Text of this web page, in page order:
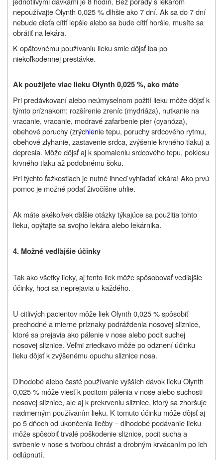
nepoužívajte Olynth 0,025 % dlhšie ako 7 dní. Ak sa do 7 dní
nebude dieťa cítiť lepšie alebo sa bude cítiť horšie, musíte sa
obrátiť na lekára.
K opätovnému používaniu lieku smie dôjsť iba po
niekoľkodennej prestávke.
Ak použijete viac lieku Olynth 0,025 %, ako máte
Pri predávkovaní alebo neúmyselnom požití lieku môže dôjsť k
týmto príznakom: rozšírenie zreníc (mydriáza), nutkanie na
vracanie, vracanie, modravé zafarbenie pier (cyanóza),
obehové poruchy (zrýchlenie tepu, poruchy srdcového rytmu,
obehové zlyhanie, zastavenie srdca, zvýšenie krvného tlaku) a
depresia. Môže dôjsť aj k spomaleniu srdcového tepu, poklesu
krvného tlaku až podobnému šoku.
Pri týchto ťažkostiach je nutné ihneď vyhľadať lekára! Ako prvú
pomoc je možné podať živočíšne uhlie.
Ak máte akékoľvek ďalšie otázky týkajúce sa použitia tohto
lieku, opýtajte sa svojho lekára alebo lekárnika.
4. Možné vedľajšie účinky
Tak ako všetky lieky, aj tento liek môže spôsobovať vedľajšie
účinky, hoci sa neprejavia u každého.
U citlivých pacientov môže liek Olynth 0,025 % spôsobiť
prechodné a mierne príznaky podráždenia nosovej sliznice,
ktoré sa prejavia ako pálenie v nose alebo pocit suchej
nosovej sliznice. Veľmi zriedkavo môže po odznení účinku
lieku dôjsť k zvýšenému opuchu sliznice nosa.
Dlhodobé alebo časté používanie vyšších dávok lieku Olynth
0,025 % môže viesť k pocitom pálenia v nose alebo suchosti
nosovej sliznice, ale aj k prekrveniu sliznice, ktorý sa zhoršuje
nadmerným používaním lieku. K tomuto účinku môže dôjsť aj
po 5 dňoch od ukončenia liečby – dlhodobé podávanie lieku
môže spôsobiť trvalé poškodenie sliznice, pocit sucha a
svrbenie v nose s tvorbou chrást a drobným krvácaním po ich
odlúpnutí.